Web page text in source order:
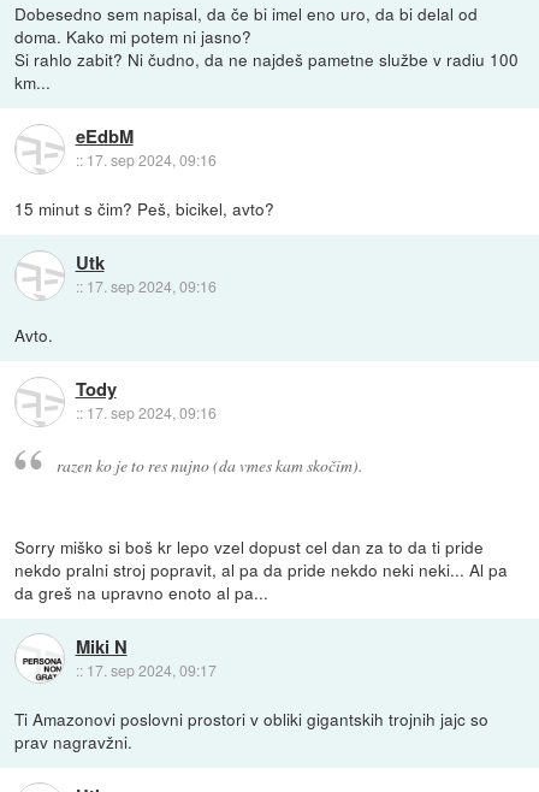
Dobesedno sem napisal, da če bi imel eno uro, da bi delal od
doma. Kako mi potem ni jasno?
Si rahlo zabit? Ni čudno, da ne najdeš pametne službe v radiu 100
km...
eEdbM
:: 17. sep 2024, 09:16
15 minut s čim? Peš, bicikel, avto?
Utk
:: 17. sep 2024, 09:16
Avto.
Tody
:: 17. sep 2024, 09:16
razen ko je to res nujno (da vmes kam skočim).
Sorry miško si boš kr lepo vzel dopust cel dan za to da ti pride
nekdo pralni stroj popravit, al pa da pride nekdo neki neki... Al pa
da greš na upravno enoto al pa...
Miki N
:: 17. sep 2024, 09:17
Ti Amazonovi poslovni prostori v obliki gigantskih trojnih jajc so
prav nagravžni.